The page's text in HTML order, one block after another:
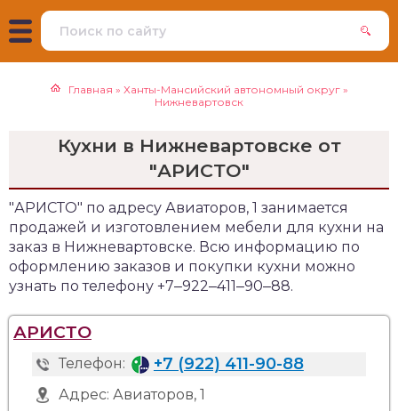
Главная » Ханты-Мансийский автономный округ »
Нижневартовск
Кухни в Нижневартовске от
"АРИСТО"
"АРИСТО" по адресу Авиаторов, 1 занимается
продажей и изготовлением мебели для кухни на
заказ в Нижневартовске. Всю информацию по
оформлению заказов и покупки кухни можно
узнать по телефону +7‒922‒411‒90‒88.
АРИСТО
Телефон: +7 (922) 411-90-88
Адрес: Авиаторов, 1